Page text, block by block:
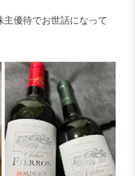
優待でお世話になって